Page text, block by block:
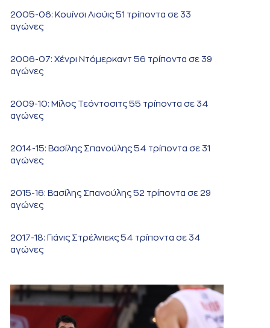
2005-06: Κουίνσι Λιούις 51 τρίποντα σε 33
αγώνες
2006-07: Χένρι Ντόμερκαντ 56 τρίποντα σε 39
αγώνες
2009-10: Μίλος Τεόντοσιτς 55 τρίποντα σε 34
αγώνες
2014-15: Βασίλης Σπανούλης 54 τρίποντα σε 31
αγώνες
2015-16: Βασίλης Σπανούλης 52 τρίποντα σε 29
αγώνες
2017-18: Γιάνις Στρέλνιεκς 54 τρίποντα σε 34
αγώνες